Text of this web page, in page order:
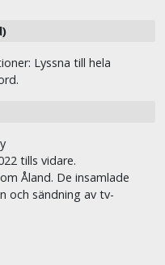
Lyssna till hela
tills vidare.
Åland. De insamlade
och sändning av tv-